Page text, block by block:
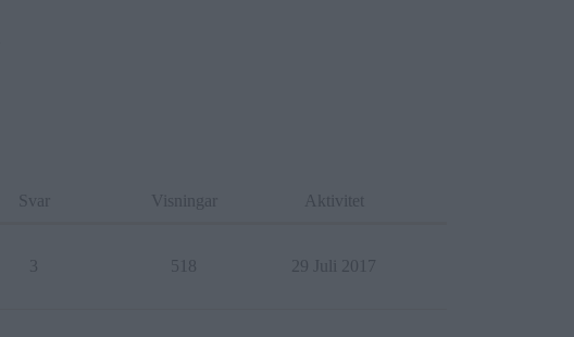
Svar Visningar Aktivitet
3 518 29 Juli 2017